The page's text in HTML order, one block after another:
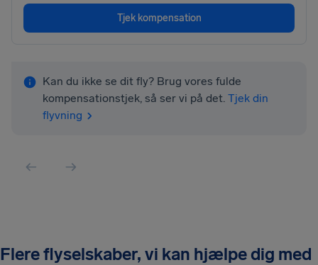
Tjek kompensation
Kan du ikke se dit fly? Brug vores fulde
kompensationstjek, så ser vi på det. Tjek din
flyvning
Flere flyselskaber, vi kan hjælpe dig med